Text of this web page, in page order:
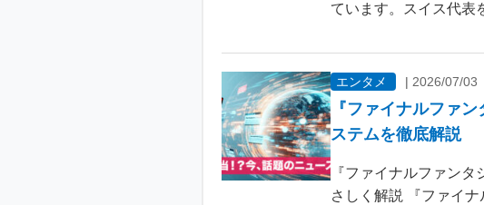
ています。スイス代表
エンタメ | 2026/07/03
『ファイナルファ
ステムを徹底解説
『ファイナルファン
さしく解説 『ファイ